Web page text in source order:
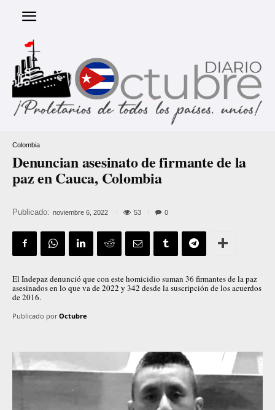
Colombia
Denuncian asesinato de firmante de la
paz en Cauca, Colombia
Publicado: noviembre 6, 2022 53 0
El Indepaz denunció que con este homicidio suman 36 firmantes de la paz
asesinados en lo que va de 2022 y 342 desde la suscripción de los acuerdos
de 2016.
Publicado por Octubre